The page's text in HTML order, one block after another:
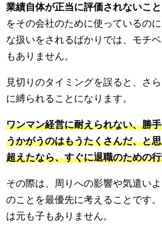
業績自体が正当に評価されないこと
をその会社のために使っているの
な扱いをされるばかりでは、モチ
もありません。
見切りのタイミングを誤ると、さ
に縛られることになります。
ワンマン経営に耐えられない、勝
うかがうのはもうたくさんだ、と
超えたなら、すぐに退職のための
その際は、周りへの影響や気遣い
のことを最優先に考えることです
は元も子もありません。